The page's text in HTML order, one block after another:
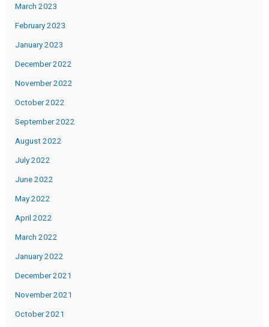
March 2023
February 2023
January 2023
December 2022
November 2022
October 2022
September 2022
August 2022
July 2022
June 2022
May 2022
April 2022
March 2022
January 2022
December 2021
November 2021
October 2021